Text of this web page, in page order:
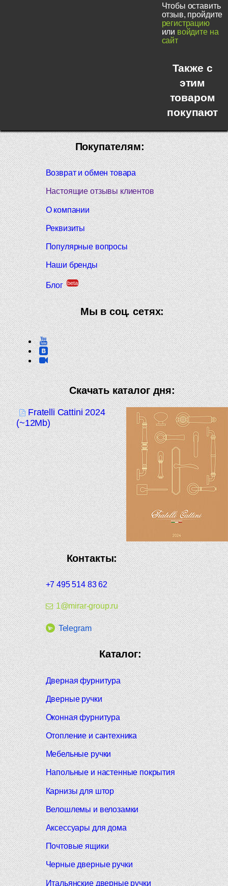
Чтобы оставить
отзыв, пройдите
регистрацию
или войдите на
сайт
Также с
этим
товаром
покупают
Покупателям:
Возврат и обмен товара
Настоящие отзывы клиентов
О компании
Реквизиты
Популярные вопросы
Наши бренды
Блог beta
Мы в соц. сетях:
Скачать каталог дня:
Fratelli Cattini 2024
(~12Mb)
Контакты:
+7 495 514 83 62
1@mirar-group.ru
Telegram
Каталог:
Дверная фурнитура
Дверные ручки
Оконная фурнитура
Отопление и сантехника
Мебельные ручки
Напольные и настенные покрытия
Карнизы для штор
Велошлемы и велозамки
Аксессуары для дома
Почтовые ящики
Черные дверные ручки
Итальянские дверные ручки